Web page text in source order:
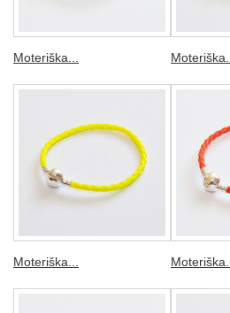
Moteriška... Moteriška...
Moteriška... Moteriška...